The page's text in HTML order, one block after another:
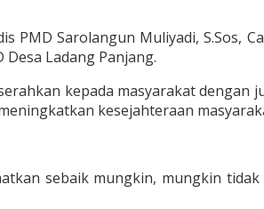
Sarolangun Muliyadi, S.Sos,
Ladang Panjang.
kepada masyarakat dengan
kesejahteraan
sebaik mungkin, mungkin